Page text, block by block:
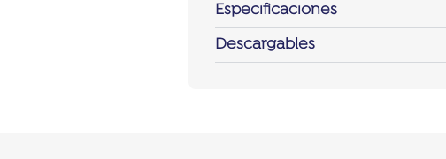
Especificaciones
Descargables